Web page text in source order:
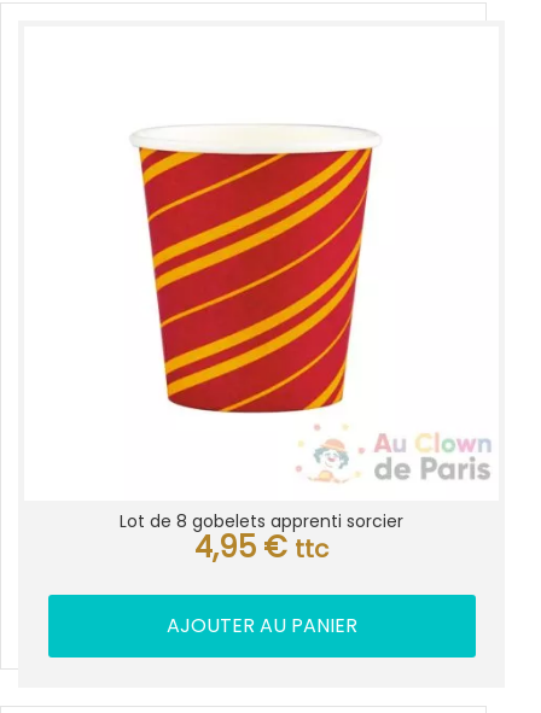
Lot de 8 gobelets apprenti sorcier
4,95 € ttc
AJOUTER AU PANIER